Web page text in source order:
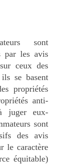
sont
par les avis
ceux des
se basent
propriétés
anti-
juger eux-
sont
des avis
le caractère
équitable)